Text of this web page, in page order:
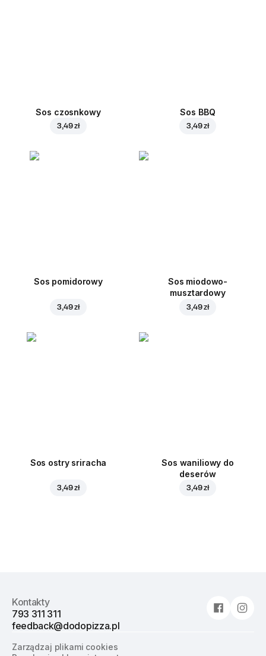
Sos czosnkowy
3,49 zł
Sos BBQ
3,49 zł
Sos pomidorowy
3,49 zł
Sos miodowo-
musztardowy
3,49 zł
Sos ostry sriracha
3,49 zł
Sos waniliowy do
deserów
3,49 zł
Kontakty
793 311 311
feedback@dodopizza.pl
Zarządzaj plikami cookies